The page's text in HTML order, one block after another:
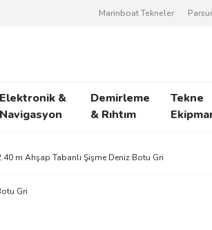
Marinboat Tekneler
Elektronik &
Navigasyon
Demirleme
& Rıhtım
Tekne
m Ahşap Tabanlı Şişme Deniz Botu Gri